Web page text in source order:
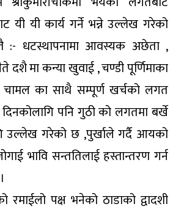
यी यी कार्य गर्ने भन्ने उल्लेख गरेको
:- धटस्थापनामा आवस्यक अछेता ,
दशै मा कन्या खुवाई , चण्डी पूर्णिमाका
का साथै सम्पूर्ण खर्चको लगत
पनि गुठी को लगतमा बर्खे
उल्लेख गरेको छ ,पुर्खाले गर्दै आयको
भावि सन्ततिलाई हस्तान्तरण गर्न
रमाईलो पक्ष भनेको ठाडाको द्वादशी